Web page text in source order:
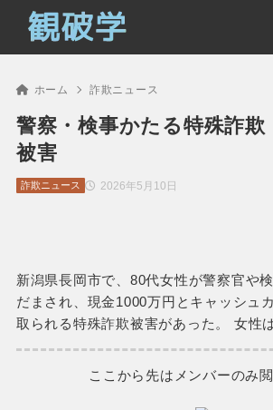
ホーム 詐欺ニュース
警察・検事かたる特殊詐
被害
2026年5月10日
詐欺ニュース
新潟県長岡市で、80代女性が警察官や
だまされ、現金1000万円とキャッシュ
取られる特殊詐欺被害があった。 女性
ここから先はメンバーのみ